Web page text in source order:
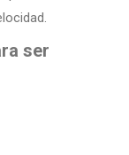
ser